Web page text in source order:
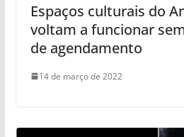
Espaços culturais do
voltam a funcionar
de agendamento
14 de março de 2022